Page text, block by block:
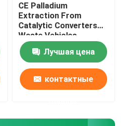
CE Palladium
Extraction From
Catalytic Converters
Waste Vehicles
Лучшая цена
контактные